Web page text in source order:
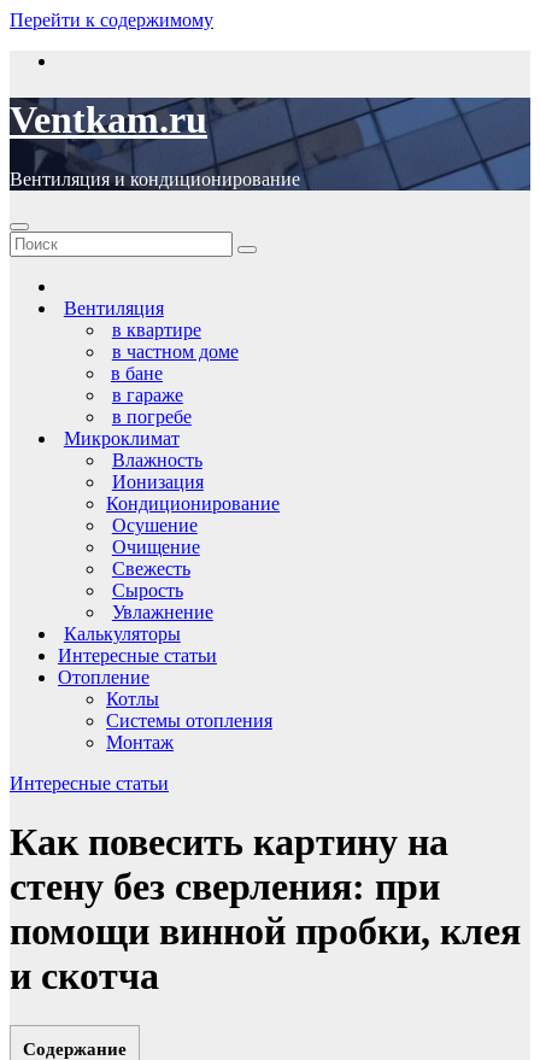
Перейти к содержимому
Ventkam.ru
Вентиляция и кондиционирование
Вентиляция
в квартире
в частном доме
в бане
в гараже
в погребе
Микроклимат
Влажность
Ионизация
Кондиционирование
Осушение
Очищение
Свежесть
Сырость
Увлажнение
Калькуляторы
Интересные статьи
Отопление
Котлы
Системы отопления
Монтаж
Интересные статьи
Как повесить картину на
стену без сверления: при
помощи винной пробки, клея
и скотча
Содержание